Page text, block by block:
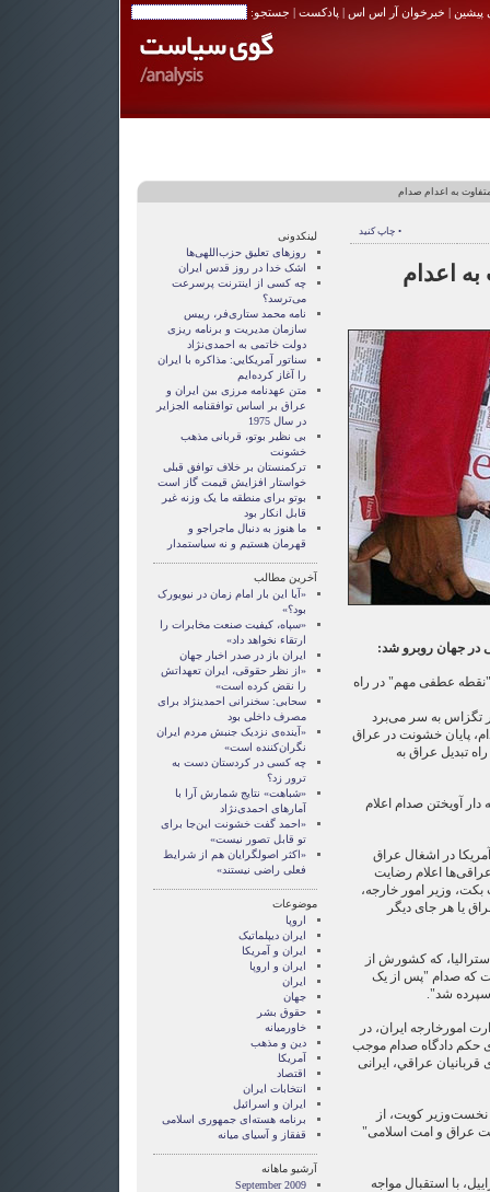
پیشین | خبرخوان آر اس اس |پادکست | جستجو:
به اعدام صدام
• چاپ کنید
اعدام
در جهان روبرو شد:
"نقطه عطفی مهم" در راه
تگزاس به سر می‌برد
پایان خشونت در عراق
تبدیل عراق به
دار آویختن صدام اعلام
آمریکا در اشغال عراق
اعلام رضایت
بکت، وزیر امور خارجه،
یا هر جای دیگر
که کشورش از
که صدام "پس از یک
سپرده شد".
امورخارجه ایران، در
حكم دادگاه صدام موجب
عراقي، ايرانی
نخست‌وزیر کویت، از
عراق و امت اسلامی"
با استقبال مواجه
لینکدونی
روزهای تعلیق حزب‌اللهی‌ها
اشک خدا در روز قدس ایران
چه کسی از اینترنت پرسرعت
می‌ترسد؟
نامه محمد ستاری‌فر، رییس
سازمان مدیریت و برنامه ریزی
دولت خاتمی به احمدی‌نژاد
سناتور آمريکايي: مذاکره با ايران
را آغاز کرده‌ايم
متن عهدنامه مرزى بين ايران و
عراق بر اساس توافقنامه الجزاير
در سال 1975
بی نظیر بوتو، قربانی مذهب
خشونت
ترکمنستان بر خلاف توافق قبلی
خواستار افزایش قیمت گاز است
بوتو برای منطقه ما یک وزنه غیر
قابل انکار بود
ما هنوز به دنبال ماجراجو و
قهرمان هستيم و نه سياستمدار
آخرین مطالب
«آیا این بار امام زمان در نیویورک
بود؟»
«سپاه، کیفیت صنعت مخابرات را
ارتقاء نخواهد داد»
ایران باز در صدر اخبار جهان
«از نظر حقوقی، ایران تعهداتش
را نقض کرده است»
سحابی: سخنرانی احمدی‏نژاد برای
مصرف داخلی بود
«آینده‌ی نزدیک جنبش مردم ایران
نگران‌کننده است»
چه کسی در کردستان دست به
ترور زد؟
«شباهت» نتایج شمارش آرا با
آمارهای احمدی‌نژاد
«احمد گفت خشونت این‌جا برای
تو قابل تصور نیست»
«اکثر اصول‏گرایان هم از شرایط
فعلی راضی نیستند»
موضوعات
اروپا
ايران ديپلماتيک
ايران و آمريکا
ايران و اروپا
ایران
جهان
حقوق بشر
خاورميانه
دین و مذهب
آمریکا
اقتصاد
انتخابات ایران
ایران و اسرائیل
برنامه هسته‌ای جمهوری اسلامی
قفقاز و آسیای میانه
آرشیو ماهانه
September 2009